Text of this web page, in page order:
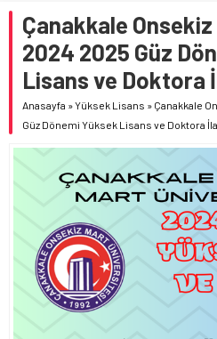
Çanakkale
2024 2025 Güz
Lisans ve Doktora
Anasayfa »Yüksek Lisans » Çanakkale
Güz Dönemi Yüksek Lisans ve Doktora